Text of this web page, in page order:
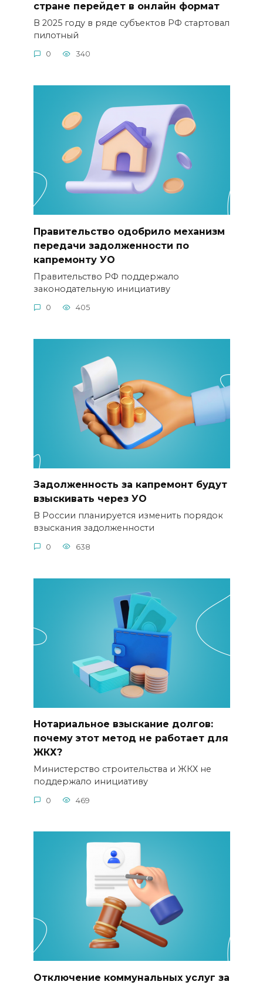
стране перейдет в онлайн формат
В 2025 году в ряде субъектов РФ стартовал
пилотный
0 340
Правительство одобрило механизм
передачи задолженности по
капремонту УО
Правительство РФ поддержало
законодательную инициативу
0 405
Задолженность за капремонт будут
взыскивать через УО
В России планируется изменить порядок
взыскания задолженности
0 638
Нотариальное взыскание долгов:
почему этот метод не работает для
ЖКХ?
Министерство строительства и ЖКХ не
поддержало инициативу
0 469
Отключение коммунальных услуг за